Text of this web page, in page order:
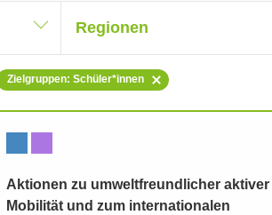
Regionen
Zielgruppen: Schüler*innen
Aktionen zu umweltfreundlicher aktiver
Mobilität und zum internationalen